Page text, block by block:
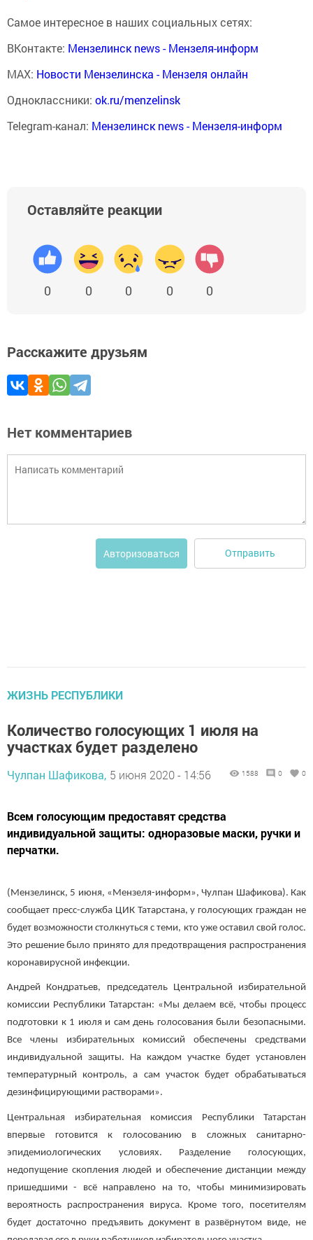
Самое интересное в наших социальных сетях:
ВКонтакте: Мензелинск news - Мензеля-информ
MAX: Новости Мензелинска - Мензеля онлайн
Одноклассники: ok.ru/menzelinsk
Telegram-канал: Мензелинск news - Мензеля-информ
Оставляйте реакции
0 0 0 0 0
Расскажите друзьям
Нет комментариев
Авторизоваться Отправить
ЖИЗНЬ РЕСПУБЛИКИ
Количество голосующих 1 июля на
участках будет разделено
Чулпан Шафикова, 5 июня 2020 - 14:56 1588 0 0
Всем голосующим предоставят средства
индивидуальной защиты: одноразовые маски, ручки и
перчатки.
(Мензелинск, 5 июня, «Мензеля-информ», Чулпан Шафикова). Как
сообщает пресс-служба ЦИК Татарстана, у голосующих граждан не
будет возможности столкнуться с теми, кто уже оставил свой голос.
Это решение было принято для предотвращения распространения
коронавирусной инфекции.
Андрей Кондратьев, председатель Центральной избирательной
комиссии Республики Татарстан: «Мы делаем всё, чтобы процесс
подготовки к 1 июля и сам день голосования были безопасными.
Все члены избирательных комиссий обеспечены средствами
индивидуальной защиты. На каждом участке будет установлен
температурный контроль, а сам участок будет обрабатываться
дезинфицирующими растворами».
Центральная избирательная комиссия Республики Татарстан
впервые готовится к голосованию в сложных санитарно-
эпидемиологических условиях. Разделение голосующих,
недопущение скопления людей и обеспечение дистанции между
пришедшими - всё направлено на то, чтобы минимизировать
вероятность распространения вируса. Кроме того, посетителям
будет достаточно предъявить документ в развёрнутом виде, не